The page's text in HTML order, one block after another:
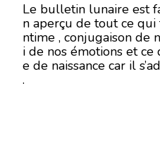
Le bulletin lunaire est
n aperçu de tout ce
ntime , conjugaison de
i de nos émotions et
e de naissance car il
.